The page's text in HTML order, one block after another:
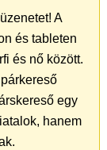
A
és tableten
és nő között.
egy
hanem